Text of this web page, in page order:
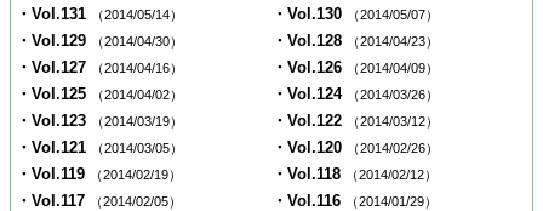
・Vol.131 （2014/05/14） ・Vol.130 （2014/05/07）
・Vol.129 （2014/04/30） ・Vol.128 （2014/04/23）
・Vol.127 （2014/04/16） ・Vol.126 （2014/04/09）
・Vol.125 （2014/04/02） ・Vol.124 （2014/03/26）
・Vol.123 （2014/03/19） ・Vol.122 （2014/03/12）
・Vol.121 （2014/03/05） ・Vol.120 （2014/02/26）
・Vol.119 （2014/02/19） ・Vol.118 （2014/02/12）
・Vol.117 （2014/02/05） ・Vol.116 （2014/01/29）